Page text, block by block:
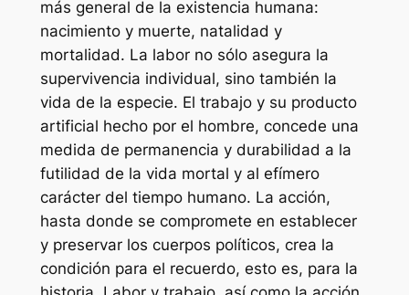
más general de la existencia humana:
nacimiento y muerte, natalidad y
mortalidad. La labor no sólo asegura la
supervivencia individual, sino también la
vida de la especie. El trabajo y su producto
artificial hecho por el hombre, concede una
medida de permanencia y durabilidad a la
futilidad de la vida mortal y al efímero
carácter del tiempo humano. La acción,
hasta donde se compromete en establecer
y preservar los cuerpos políticos, crea la
condición para el recuerdo, esto es, para la